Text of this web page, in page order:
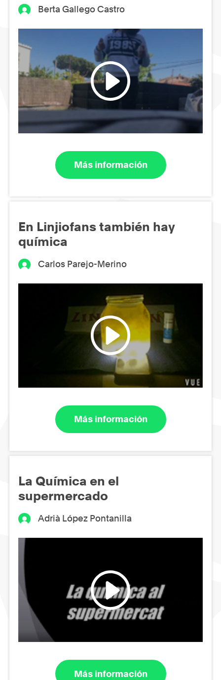
Berta Gallego Castro
Más información
En Linjiofans también hay
química
Carlos Parejo-Merino
Más información
La Química en el
supermercado
Adrià López Pontanilla
Más información